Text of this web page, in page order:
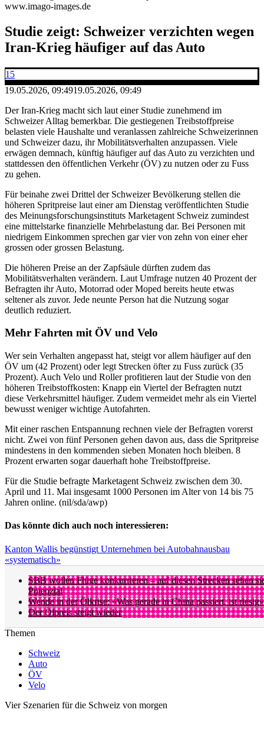
www.imago-images.de
Studie zeigt: Schweizer verzichten wegen
Iran-Krieg häufiger auf das Auto
15
19.05.2026, 09:4919.05.2026, 09:49
Der Iran-Krieg macht sich laut einer Studie zunehmend im
Schweizer Alltag bemerkbar. Die gestiegenen Treibstoffpreise
belasten viele Haushalte und veranlassen zahlreiche Schweizerinnen
und Schweizer dazu, ihr Mobilitätsverhalten anzupassen. Viele
erwägen demnach, künftig häufiger auf das Auto zu verzichten und
stattdessen den öffentlichen Verkehr (ÖV) zu nutzen oder zu Fuss
zu gehen.
Für beinahe zwei Drittel der Schweizer Bevölkerung stellen die
höheren Spritpreise laut einer am Dienstag veröffentlichten Studie
des Meinungsforschungsinstituts Marketagent Schweiz zumindest
eine mittelstarke finanzielle Mehrbelastung dar. Bei Personen mit
niedrigem Einkommen sprechen gar vier von zehn von einer eher
grossen oder grossen Belastung.
Die höheren Preise an der Zapfsäule dürften zudem das
Mobilitätsverhalten verändern. Laut Umfrage nutzen 40 Prozent der
Befragten ihr Auto, Motorrad oder Moped bereits heute etwas
seltener als zuvor. Jede neunte Person hat die Nutzung sogar
deutlich reduziert.
Mehr Fahrten mit ÖV und Velo
Wer sein Verhalten angepasst hat, steigt vor allem häufiger auf den
ÖV um (42 Prozent) oder legt Strecken öfter zu Fuss zurück (35
Prozent). Auch Velo und Roller profitieren laut der Studie von den
höheren Treibstoffkosten: Knapp ein Viertel der Befragten nutzt
diese Verkehrsmittel häufiger. Zudem vermeidet mehr als ein Viertel
bewusst weniger wichtige Autofahrten.
Mit einer raschen Entspannung rechnen viele der Befragten vorerst
nicht. Zwei von fünf Personen gehen davon aus, dass die Spritpreise
mindestens in den kommenden sieben Monaten hoch bleiben. 8
Prozent erwarten sogar dauerhaft hohe Treibstoffpreise.
Für die Studie befragte Marketagent Schweiz zwischen dem 30.
April und 11. Mai insgesamt 1000 Personen im Alter von 14 bis 75
Jahren online. (nil/sda/awp)
Das könnte dich auch noch interessieren:
Kanton Wallis begünstigt Unternehmen bei Autobahnausbau
«systematisch»
SBB wollen Flüge konkurrieren – auf diesen Strecken sehen
Potenzial
Wende in der Ölkrise: «Was gerade in China passiert, ist riesig»
Der Ölpreis steigt wieder
Themen
Schweiz
Auto
ÖV
Velo
Vier Szenarien für die Schweiz von morgen